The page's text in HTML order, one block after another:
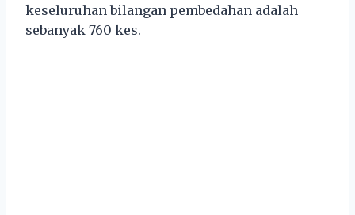
keseluruhan bilangan pembedahan adalah
sebanyak 760 kes.